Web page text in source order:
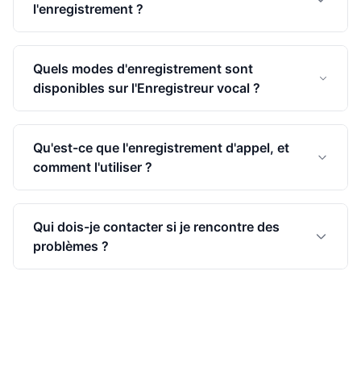
l'enregistrement ?
Quels modes d'enregistrement sont
disponibles sur l'Enregistreur vocal ?
Qu'est-ce que l'enregistrement d'appel, et
comment l'utiliser ?
Qui dois-je contacter si je rencontre des
problèmes ?